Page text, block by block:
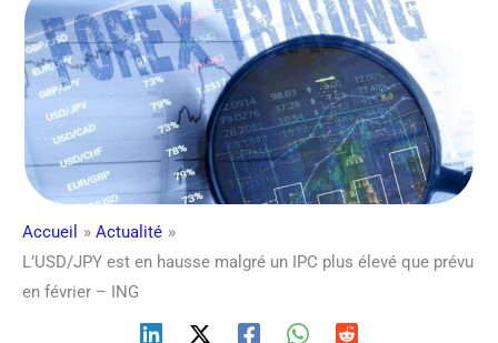
Accueil
Actualité
L’USD/JPY est en hausse malgré un IPC plus élevé que prévu
en février – ING